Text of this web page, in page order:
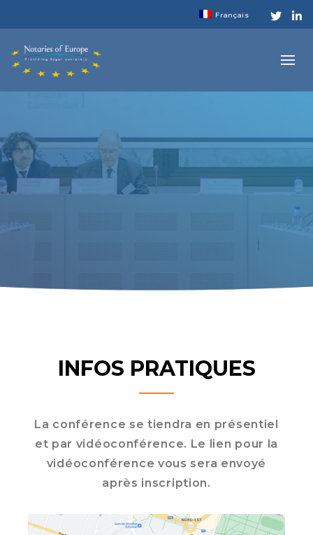
Français
INFOS PRATIQUES
La conférence se tiendra en présentiel
et par vidéoconférence. Le lien pour la
vidéoconférence vous sera envoyé
après inscription.